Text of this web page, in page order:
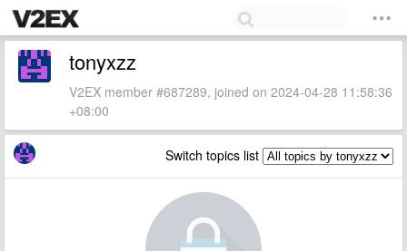
tonyxzz
V2EX member #687289, joined on 2024-04-28 11:58:36
+08:00
Switch topics list